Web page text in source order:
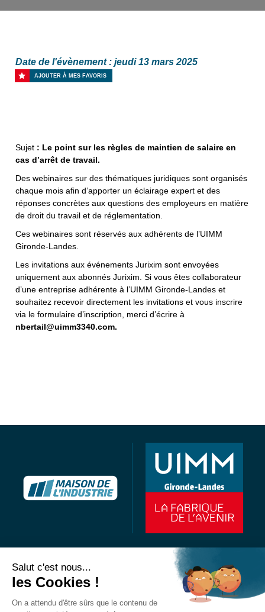
Date de l'évènement : jeudi 13 mars 2025
AJOUTER À MES FAVORIS
Sujet : Le point sur les règles de maintien de salaire en
cas d’arrêt de travail.
Des webinaires sur des thématiques juridiques sont organisés
chaque mois afin d’apporter un éclairage expert et des
réponses concrètes aux questions des employeurs en matière
de droit du travail et de réglementation.
Ces webinaires sont réservés aux adhérents de l’UIMM
Gironde-Landes.
Les invitations aux événements Jurixim sont envoyées
uniquement aux abonnés Jurixim. Si vous êtes collaborateur
d’une entreprise adhérente à l’UIMM Gironde-Landes et
souhaitez recevoir directement les invitations et vous inscrire
via le formulaire d’inscription, merci d’écrire à
nbertail@uimm3340.com.
Maison de l’industrie
40 avenue Maryse Bastié
Tél : 05 56 57 44 40
Salut c'est nous...
les Cookies !
On a attendu d'être sûrs que le contenu de